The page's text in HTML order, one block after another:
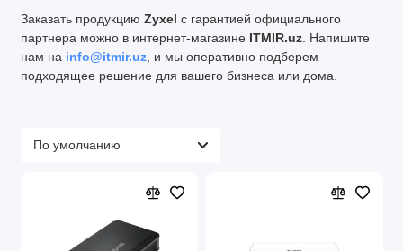
Заказать продукцию Zyxel с гарантией официального
партнера можно в интернет-магазине ITMIR.uz. Напишите
нам на info@itmir.uz, и мы оперативно подберем
подходящее решение для вашего бизнеса или дома.